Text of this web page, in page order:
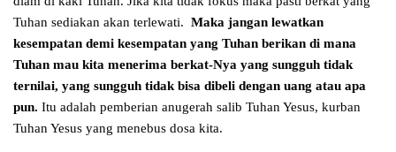
Tuhan sediakan akan terlewati. Maka jangan lewatkan
kesempatan demi kesempatan yang Tuhan berikan di mana
Tuhan mau kita menerima berkat-Nya yang sungguh tidak
ternilai, yang sungguh tidak bisa dibeli dengan uang atau apa
pun. Itu adalah pemberian anugerah salib Tuhan Yesus, kurban
Tuhan Yesus yang menebus dosa kita.